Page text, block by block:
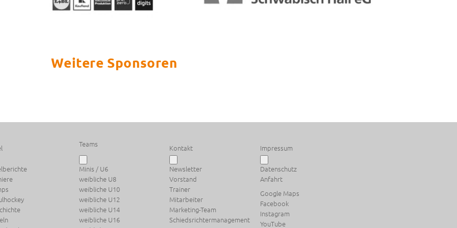
Weitere Sponsoren
Teams
Minis / U6
weibliche U8
weibliche U10
weibliche U12
weibliche U14
weibliche U16
Kontakt
Newsletter
Vorstand
Trainer
Mitarbeiter
Marketing-Team
Schiedsrichtermanagement
Impressum
Datenschutz
Anfahrt
Google Maps
Facebook
Instagram
YouTube